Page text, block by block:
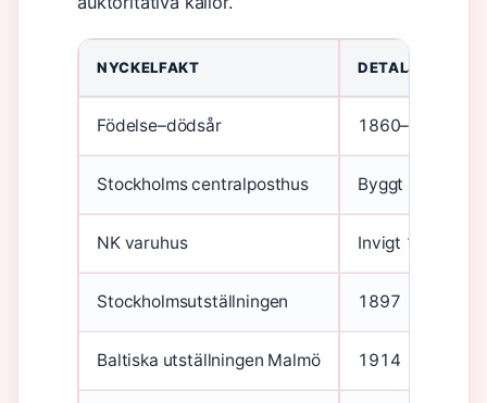
NYCKELFAKT DETALJER
Födelse–dödsår 1860–1946
Stockholms centralposthus Byggt 1903
NK varuhus Invigt 1915,
Stockholmsutställningen 1897
Baltiska utställningen Malmö 1914